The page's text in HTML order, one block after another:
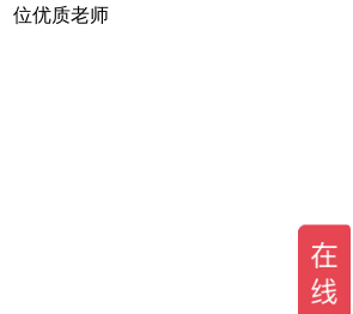
位优质老师